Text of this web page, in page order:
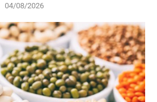
04/08/2026